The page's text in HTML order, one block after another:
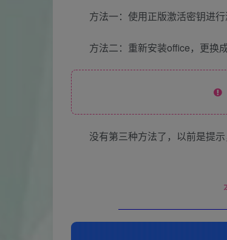
方法一：使用正版激活密钥进
方法二：重新安装office，更换
没有第三种方法了，以前是提